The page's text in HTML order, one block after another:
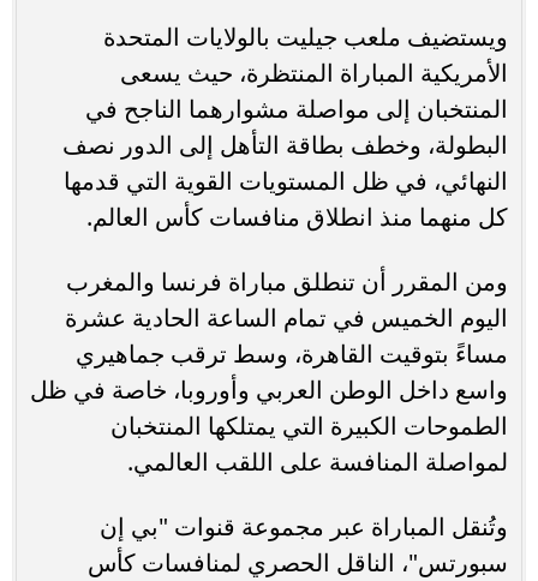
ويستضيف ملعب جيليت بالولايات المتحدة
الأمريكية المباراة المنتظرة، حيث يسعى
المنتخبان إلى مواصلة مشوارهما الناجح في
البطولة، وخطف بطاقة التأهل إلى الدور نصف
النهائي، في ظل المستويات القوية التي قدمها
كل منهما منذ انطلاق منافسات كأس العالم.
ومن المقرر أن تنطلق مباراة فرنسا والمغرب
اليوم الخميس في تمام الساعة الحادية عشرة
مساءً بتوقيت القاهرة، وسط ترقب جماهيري
واسع داخل الوطن العربي وأوروبا، خاصة في ظل
الطموحات الكبيرة التي يمتلكها المنتخبان
لمواصلة المنافسة على اللقب العالمي.
وتُنقل المباراة عبر مجموعة قنوات "بي إن
سبورتس"، الناقل الحصري لمنافسات كأس